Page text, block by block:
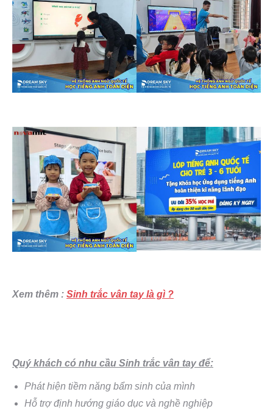
Xem thêm : Sinh trắc vân tay là gì ?
Quý khách có nhu cầu Sinh trắc vân tay để:
Phát hiện tiềm năng bẩm sinh của mình
Hỗ trợ định hướng giáo dục và nghề nghiệp